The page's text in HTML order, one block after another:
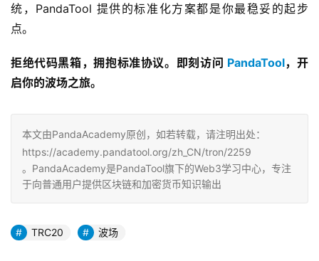
统，PandaTool 提供的标准化方案都是你最稳妥的起步
点。
拒绝代码黑箱，拥抱标准协议。即刻访问 PandaTool，开
启你的波场之旅。
本文由PandaAcademy原创，如若转载，请注明出处：
https://academy.pandatool.org/zh_CN/tron/2259
。PandaAcademy是PandaTool旗下的Web3学习中心，专注
于向普通用户提供区块链和加密货币知识输出
TRC20 波场